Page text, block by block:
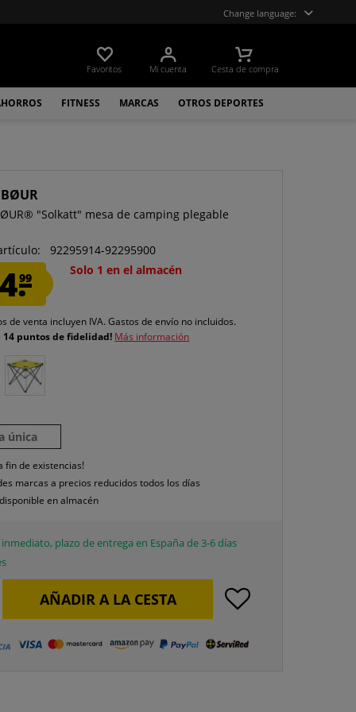
Change language:
Favoritos Mi cuenta Cesta de compra
FITNESS MARCAS OTROS DEPORTES
"Solkatt" mesa de camping plegable
92295914-92295900
99
Solo 1 en el almacén
de venta incluyen IVA.Gastos de envío no incluidos.
14 puntos de fidelidad! Más información
única
fin de existencias!
marcas a precios reducidos todos los días
en almacén
plazo de entrega en España de 3-6 días
AÑADIR A LA CESTA